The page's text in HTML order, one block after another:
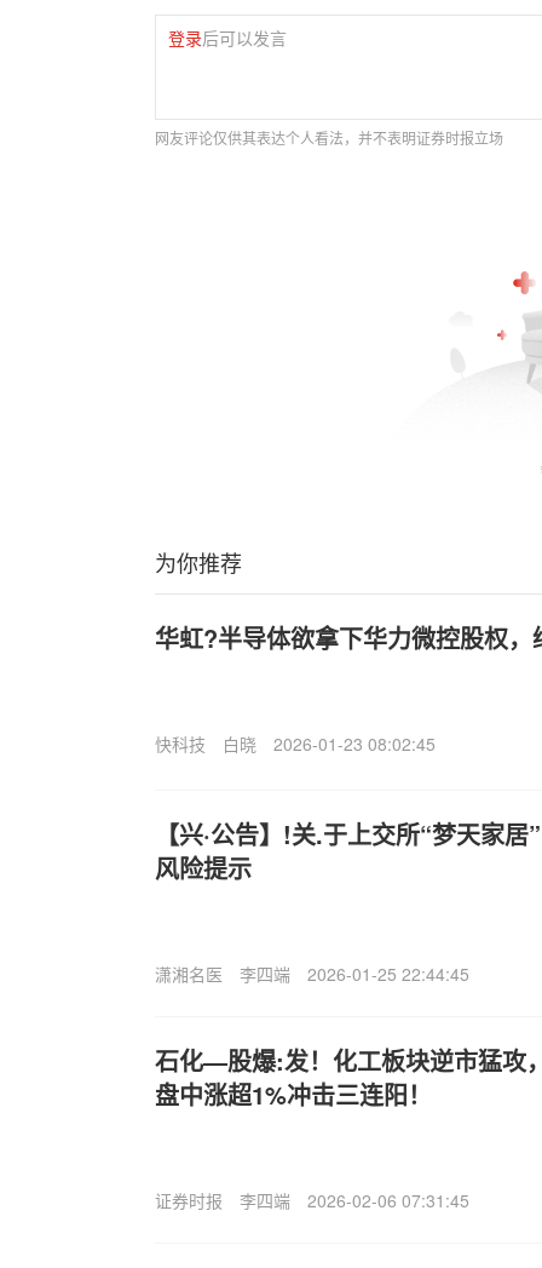
登录后可以发言
网友评论仅供其表达个人看法，并不表明证券时报立场
为你推荐
华虹?半导体欲拿下华力微控股权
快科技 白晓 2026-01-23 08:02:45
【兴·公告】!关.于上交所“梦天家
风险提示
潇湘名医 李四端 2026-01-25 22:44:45
石化—股爆:发！化工板块逆市猛攻
盘中涨超1%冲击三连阳！
证券时报 李四端 2026-02-06 07:31:45